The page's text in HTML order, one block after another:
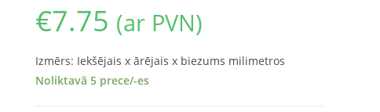
€7.75 (ar PVN)
Izmērs: Iekšējais x ārējais x biezums milimetros
Noliktavā 5 prece/-es